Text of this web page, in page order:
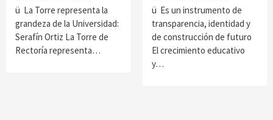
ü La Torre representa la
grandeza de la Universidad:
Serafín Ortiz La Torre de
Rectoría representa…
ü Es un instrumento de
transparencia, identidad y
de construcción de futuro
El crecimiento educativo
y…